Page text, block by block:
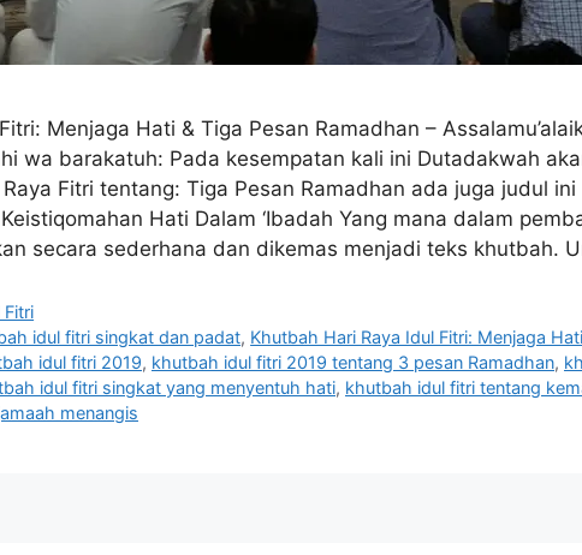
Menjaga Hati & Tiga Pesan Ramadhan –
wa barakatuh: Pada kesempatan kali ini Dutadakwah
Fitri tentang: Tiga Pesan Ramadhan ada juga judul
Hati Dalam ‘Ibadah Yang mana dalam
secara sederhana dan dikemas menjadi teks khutbah.
Fitri
idul fitri singkat dan padat, Khutbah Hari Raya Idul Fitri: Menjaga
idul fitri 2019, khutbah idul fitri 2019 tentang 3 pesan Ramadhan,
idul fitri singkat yang menyentuh hati, khutbah idul fitri tentang
menangis